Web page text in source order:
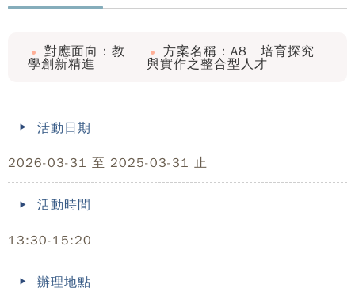
對應面向：教
學創新精進
方案名稱：A8 培育探究
與實作之整合型人才
活動日期
2026-03-31 至 2025-03-31 止
活動時間
13:30-15:20
辦理地點